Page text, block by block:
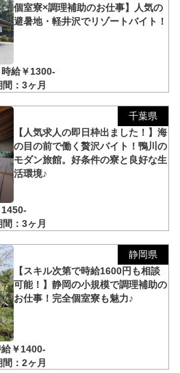
個室寮×調理補助のお仕事】人気の
避暑地・軽井沢でリゾートバイト！
時給￥1300-
間：3ヶ月
千葉県
【人気求人の即日枠出ました！】海
の目の前で働く贅沢バイト！鴨川の
モダン旅館。好条件の寮と良好な生
活環境♪
間：3ヶ月
静岡県
【スキル次第で時給1600円も相談
可能！】静岡の小規模で調理補助の
お仕事！完全個室寮も魅力♪
給￥1400-
間：2ヶ月